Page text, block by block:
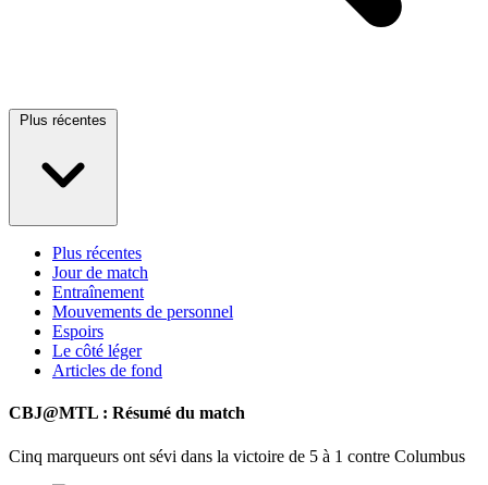
Plus récentes
Plus récentes
Jour de match
Entraînement
Mouvements de personnel
Espoirs
Le côté léger
Articles de fond
CBJ@MTL : Résumé du match
Cinq marqueurs ont sévi dans la victoire de 5 à 1 contre Columbus